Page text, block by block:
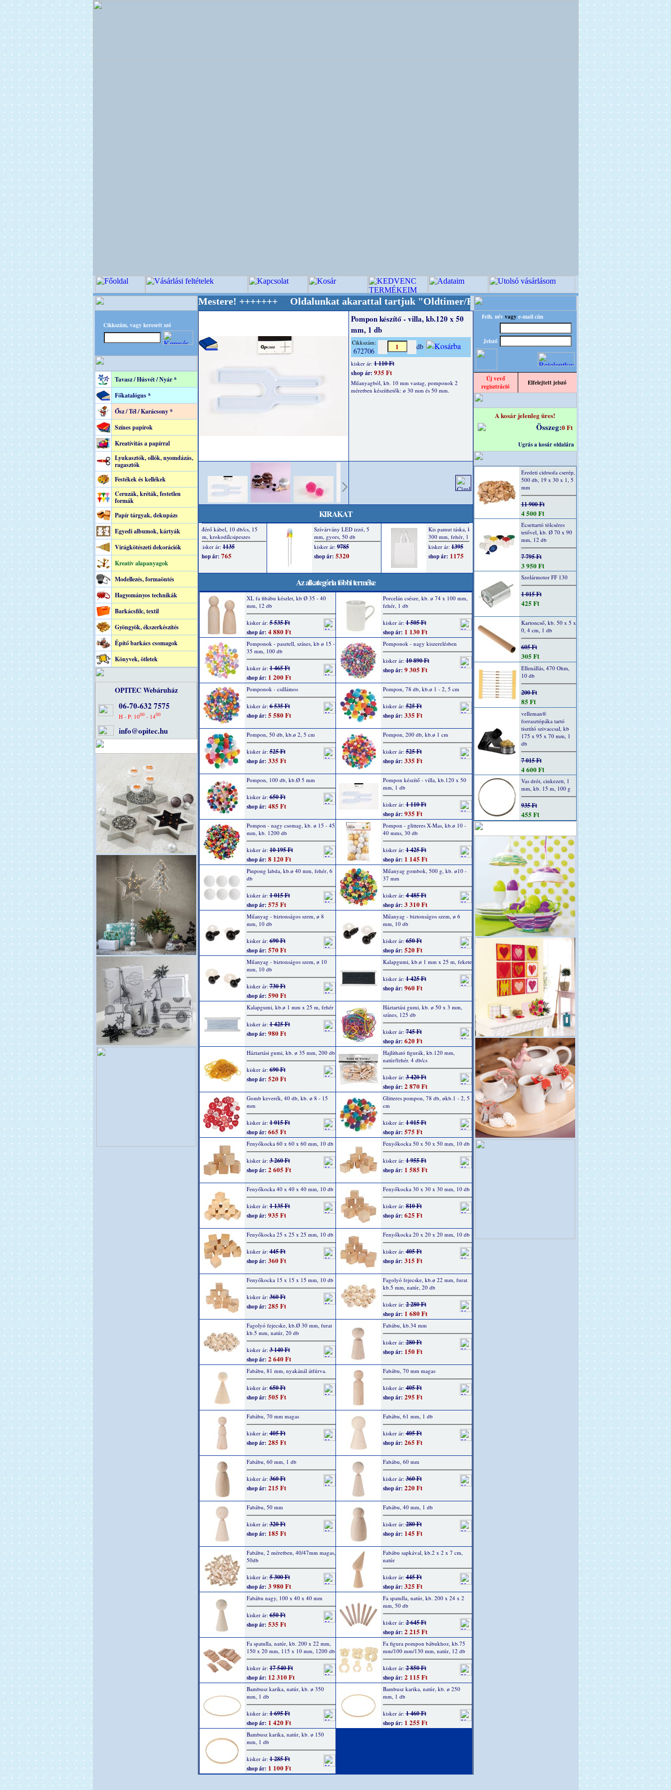
Cikkszám, vagy keresett szó
Tavasz / Húsvét / Nyár *
Főkatalógus *
Ősz / Tél / Karácsony *
Színes papírok
Kreatívitás a papírral
Lyukasztók, ollók, nyomdázás,
ragasztók
Festékek és kellékek
Ceruzák, kréták, festetlen
formák
Papír tárgyak, dekupázs
Egyedi albumok, kártyák
Virágkötészeti dekorációk
Kreatív alapanyagok
Modellezés, formaöntés
Hagyományos technikák
Barkácsfilc, textil
Gyöngyök, ékszerkészítés
Építő barkács csomagok
Könyvek, ötletek
OPITEC Webáruház
06-70-632 7575
H - P: 1000 - 1400
info@opitec.hu
OPITEC - A Kreatív Világ Mestere! +++++++ Oldalunkat akarattal tartjuk "Oldtimer/RETRO" designba!
+++++++ OPITEC - A Kreatív
Pompon készítő - villa, kb.120 x 50
mm, 1 db
Cikkszám:
672706 db
kisker ár:1 110 Ft
shop ár: 935 Ft
Műanyagból, kb. 10 mm vastag, pomponok 2
méretben készíthetők: ø 30 mm és 50 mm.
KIRAKAT
Az alkategória többi terméke
XL fa fibábu készlet, kb Ø 35 - 40
mm, 12 db
kisker ár:5 535 Ft
shop ár: 4 880 Ft
Porcelán csésze, kb. ø 74 x 100 mm,
fehér, 1 db
kisker ár:1 505 Ft
shop ár: 1 130 Ft
Pomponok - pasztell, színes, kb ø 15 -
35 mm, 100 db
kisker ár:1 465 Ft
shop ár: 1 200 Ft
Pomponok - nagy kiszerelésben
kisker ár:10 890 Ft
shop ár: 9 305 Ft
Pomponok - csillámos
kisker ár:6 535 Ft
shop ár: 5 580 Ft
Pompon, 78 db, kb.ø 1 - 2, 5 cm
kisker ár:525 Ft
shop ár: 335 Ft
Pompon, 50 db, kb.ø 2, 5 cm
kisker ár:525 Ft
shop ár: 335 Ft
Pompon, 200 db, kb.ø 1 cm
kisker ár:525 Ft
shop ár: 335 Ft
Pompon, 100 db, kb.Ø 5 mm
kisker ár:650 Ft
shop ár: 485 Ft
Pompon készítő - villa, kb.120 x 50
mm, 1 db
kisker ár:1 110 Ft
shop ár: 935 Ft
Pompon - nagy csomag, kb. ø 15 - 45
mm, kb. 1200 db
kisker ár:10 195 Ft
shop ár: 8 120 Ft
Pompon - glitteres X-Mas, kb.ø 10 -
40 mms, 30 db
kisker ár:1 425 Ft
shop ár: 1 145 Ft
Pinpong labda, kb.ø 40 mm, fehér, 6
db
kisker ár:1 015 Ft
shop ár: 575 Ft
Műanyag gombok, 500 g, kb. ø10 -
37 mm
kisker ár:4 485 Ft
shop ár: 3 310 Ft
Műanyag - biztonságos szem, ø 8
mm, 10 db
kisker ár:690 Ft
shop ár: 570 Ft
Műanyag - biztonságos szem, ø 6
mm, 10 db
kisker ár:650 Ft
shop ár: 520 Ft
Műanyag - biztonságos szem, ø 10
mm, 10 db
kisker ár:730 Ft
shop ár: 590 Ft
Kalapgumi, kb.ø 1 mm x 25 m, fekete
kisker ár:1 425 Ft
shop ár: 960 Ft
Kalapgumi, kb.ø 1 mm x 25 m, fehér
kisker ár:1 425 Ft
shop ár: 980 Ft
Háztartási gumi, kb. ø 50 x 3 mm,
színes, 125 db
kisker ár:745 Ft
shop ár: 620 Ft
Háztartási gumi, kb. ø 35 mm, 200 db
kisker ár:690 Ft
shop ár: 520 Ft
Hajlítható figurák, kb.120 mm,
natúr/fehér. 4 db/cs
kisker ár:3 420 Ft
shop ár: 2 870 Ft
Gomb keverék, 40 db, kb. ø 8 - 15
mm
kisker ár:1 015 Ft
shop ár: 665 Ft
Glitteres pompon, 78 db, økb.1 - 2, 5
cm
kisker ár:1 015 Ft
shop ár: 575 Ft
Fenyőkocka 60 x 60 x 60 mm, 10 db
kisker ár:3 260 Ft
shop ár: 2 605 Ft
Fenyőkocka 50 x 50 x 50 mm, 10 db
kisker ár:1 955 Ft
shop ár: 1 585 Ft
Fenyőkocka 40 x 40 x 40 mm, 10 db
kisker ár:1 135 Ft
shop ár: 935 Ft
Fenyőkocka 30 x 30 x 30 mm, 10 db
kisker ár:810 Ft
shop ár: 625 Ft
Fenyőkocka 25 x 25 x 25 mm, 10 db
kisker ár:445 Ft
shop ár: 360 Ft
Fenyőkocka 20 x 20 x 20 mm, 10 db
kisker ár:405 Ft
shop ár: 315 Ft
Fenyőkocka 15 x 15 x 15 mm, 10 db
kisker ár:360 Ft
shop ár: 285 Ft
Fagolyó fejecske, kb.ø 22 mm, furat
kb.5 mm, natúr, 20 db
kisker ár:2 280 Ft
shop ár: 1 680 Ft
Fagolyó fejecske, kb.Ø 30 mm, furat
kb.5 mm, natúr, 20 db
kisker ár:3 140 Ft
shop ár: 2 640 Ft
Fabábu, kb.34 mm
kisker ár:280 Ft
shop ár: 150 Ft
Fabábu, 81 mm, nyakánál átfúrva.
kisker ár:650 Ft
shop ár: 505 Ft
Fabábu, 70 mm magas
kisker ár:405 Ft
shop ár: 295 Ft
Fabábu, 70 mm magas
kisker ár:405 Ft
shop ár: 285 Ft
Fabábu, 61 mm, 1 db
kisker ár:405 Ft
shop ár: 265 Ft
Fabábu, 60 mm, 1 db
kisker ár:360 Ft
shop ár: 215 Ft
Fabábu, 60 mm
kisker ár:360 Ft
shop ár: 220 Ft
Fabábu, 50 mm
kisker ár:320 Ft
shop ár: 185 Ft
Fabábu, 40 mm, 1 db
kisker ár:280 Ft
shop ár: 145 Ft
Fabábu, 2 méretben, 40/47mm magas,
50db
kisker ár:5 300 Ft
shop ár: 3 980 Ft
Fabábu sapkával, kb.2 x 2 x 7 cm,
natúr
kisker ár:445 Ft
shop ár: 325 Ft
Fabábu nagy, 100 x 40 x 40 mm
kisker ár:650 Ft
shop ár: 535 Ft
Fa spatulla, natúr, kb. 200 x 24 x 2
mm, 50 db
kisker ár:2 645 Ft
shop ár: 2 215 Ft
Fa spatulla, natúr, kb. 200 x 22 mm,
150 x 20 mm, 115 x 10 mm, 1200 db
kisker ár:17 540 Ft
shop ár: 12 310 Ft
Fa figura pompon bábukhoz, kb.75
mm/100 mm/130 mm, natúr, 12 db
kisker ár:2 850 Ft
shop ár: 2 115 Ft
Bambusz karika, natúr, kb. ø 350
mm, 1 db
kisker ár:1 695 Ft
shop ár: 1 420 Ft
Bambusz karika, natúr, kb. ø 250
mm, 1 db
kisker ár:1 460 Ft
shop ár: 1 255 Ft
Bambusz karika, natúr, kb. ø 150
mm, 1 db
kisker ár:1 285 Ft
shop ár: 1 100 Ft
Felh. név vagy e-mail cím
Jelszó
Új vevő
regisztráció
Elfelejtett jelszó
A kosár jelenleg üres!
Összeg:0 Ft
Ugrás a kosár oldalára
Eredeti cidrusfa cserép,
500 db, 19 x 30 x 1, 5
mm
11 900 Ft
4 500 Ft
Ecsettartó tölcséres
tetővel, kb. Ø 70 x 90
mm, 12 db
7 795 Ft
3 950 Ft
Szolármotor FF 130
1 015 Ft
425 Ft
Kartoncső, kb. 50 x 5 x
0, 4 cm, 1 db
605 Ft
305 Ft
Ellenállás, 470 Ohm,
10 db
200 Ft
85 Ft
velleman®
forrasztópáka tartó
tisztító szivaccsal, kb
175 x 95 x 70 mm, 1
db
7 015 Ft
4 600 Ft
Vas drót, cinkezett, 1
mm, kb. 15 m, 100 g
935 Ft
455 Ft